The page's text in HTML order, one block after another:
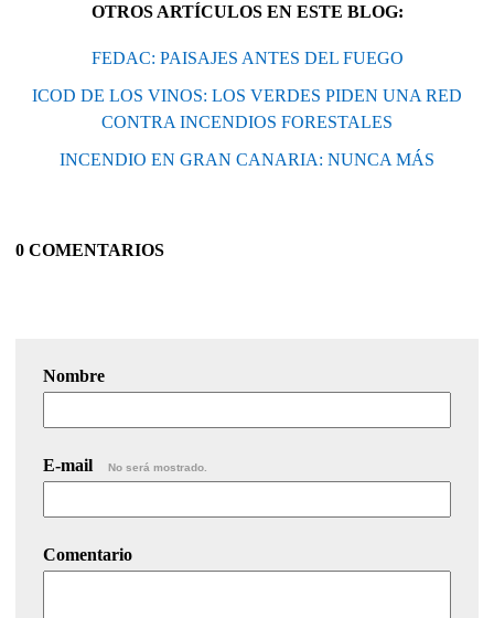
OTROS ARTÍCULOS EN ESTE BLOG:
FEDAC: PAISAJES ANTES DEL FUEGO
ICOD DE LOS VINOS: LOS VERDES PIDEN UNA RED
CONTRA INCENDIOS FORESTALES
INCENDIO EN GRAN CANARIA: NUNCA MÁS
0 COMENTARIOS
Nombre
E-mail No será mostrado.
Comentario